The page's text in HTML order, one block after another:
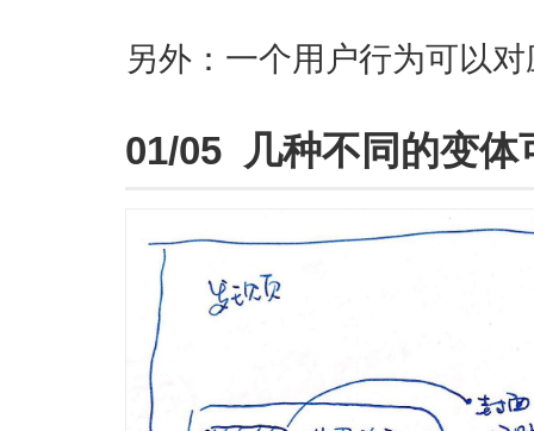
另外：一个用户行为可以
01/05 几种不同的变体